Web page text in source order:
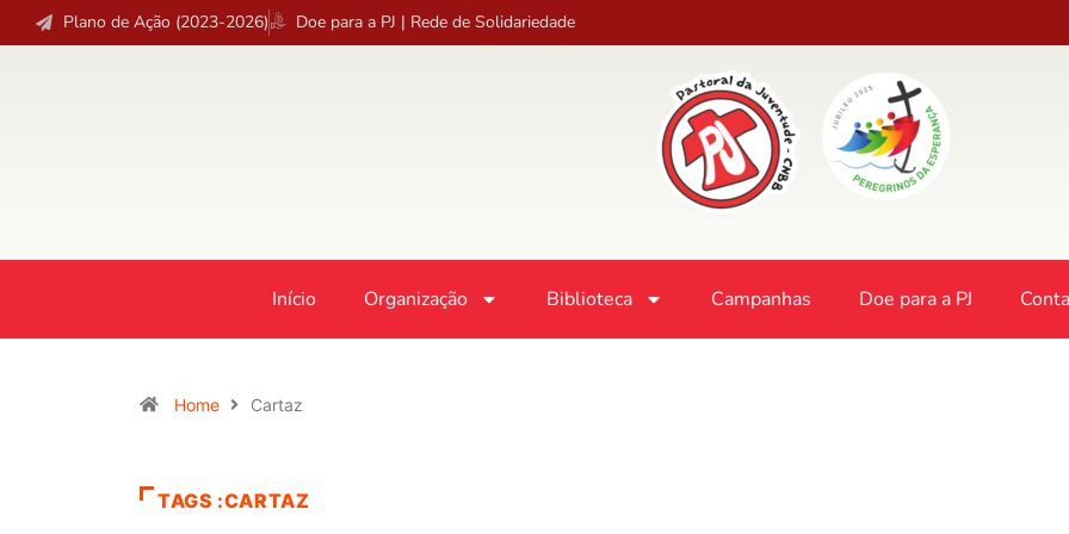
Plano de Ação (2023-2026) Doe para a PJ | Rede de Solidariedade
Início Organização Biblioteca Campanhas Doe para a PJ
Home Cartaz
TAGS :CARTAZ